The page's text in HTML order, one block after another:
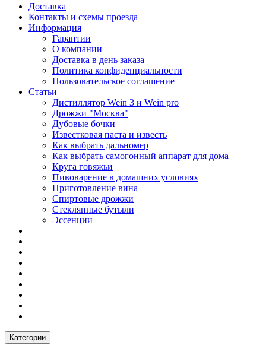
Доставка
Контакты и схемы проезда
Информация
Гарантии
О компании
Доставка в день заказа
Политика конфиденциальности
Пользовательское соглашение
Статьи
Дистиллятор Wein 3 и Wein pro
Дрожжи "Москва"
Дубовые бочки
Известковая паста и известь
Как выбрать дальномер
Как выбрать самогонный аппарат для дома
Круга говяжьи
Пивоварение в домашних условиях
Приготовление вина
Спиртовые дрожжи
Стеклянные бутыли
Эссенции
Категории